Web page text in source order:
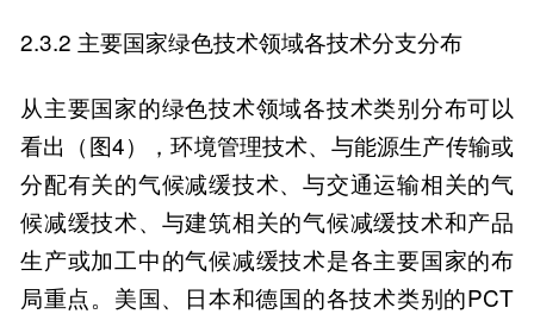
2.3.2 主要国家绿色技术领域各技术分支分布
从主要国家的绿色技术领域各技术类别分布可以
看出（图4），环境管理技术、与能源生产传输或
分配有关的气候减缓技术、与交通运输相关的气
候减缓技术、与建筑相关的气候减缓技术和产品
生产或加工中的气候减缓技术是各主要国家的布
局重点。美国、日本和德国的各技术类别的PCT